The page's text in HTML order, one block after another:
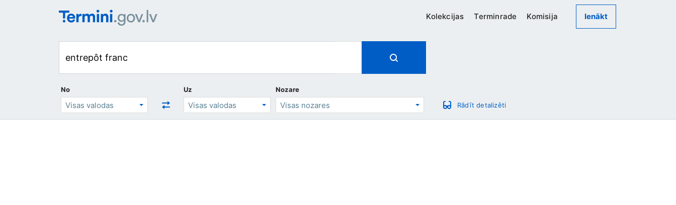
Kolekcijas Terminrade Komisija Ienākt
No Uz
Nozare
Rādīt detalizēti